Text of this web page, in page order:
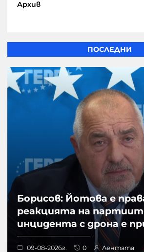
Архив
ПОСЛЕДНИ
Борисов: Йотова е
реакцията на
инцидента с дрона е
09-08-2026г. 0 Лентата